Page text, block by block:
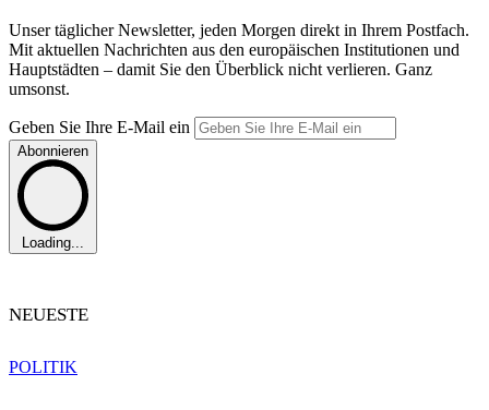
Unser täglicher Newsletter, jeden Morgen direkt in Ihrem Postfach.
Mit aktuellen Nachrichten aus den europäischen Institutionen und
Hauptstädten – damit Sie den Überblick nicht verlieren. Ganz
umsonst.
Geben Sie Ihre E-Mail ein
Abonnieren
Loading...
NEUESTE
POLITIK